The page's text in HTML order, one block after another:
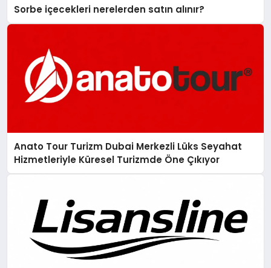
Sorbe içecekleri nerelerden satın alınır?
Anato Tour Turizm Dubai Merkezli Lüks Seyahat
Hizmetleriyle Küresel Turizmde Öne Çıkıyor